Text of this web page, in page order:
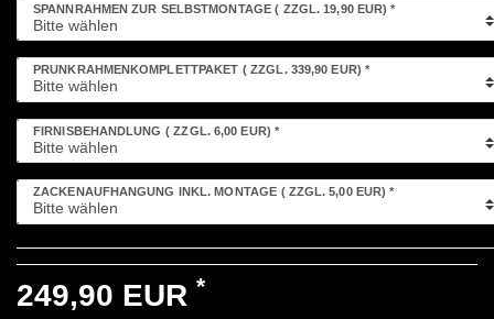
SPANNRAHMEN ZUR SELBSTMONTAGE ( ZZGL. 19,90 EUR)*
PRUNKRAHMENKOMPLETTPAKET ( ZZGL. 339,90 EUR) *
FIRNISBEHANDLUNG ( ZZGL. 6,00 EUR) *
ZACKENAUFHÄNGUNG INKL. MONTAGE ( ZZGL. 5,00 EUR)*
249,90 EUR *